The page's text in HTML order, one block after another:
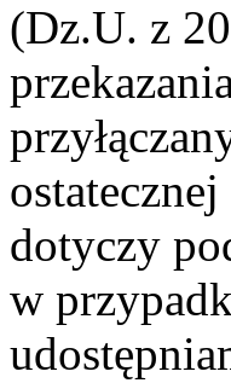
(Dz.U. z
dotyczy
w